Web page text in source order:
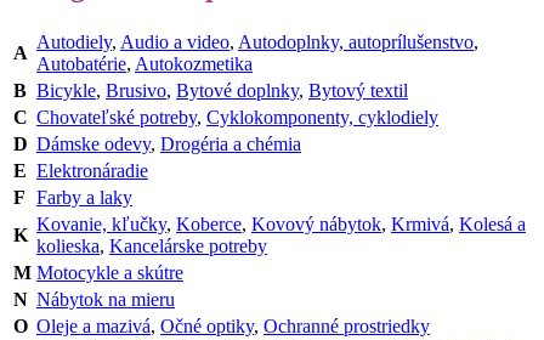
A
Autodiely, Audio a video, Autodoplnky, autoprílušenstvo,
Autobatérie, Autokozmetika
B Bicykle, Brusivo, Bytové doplnky, Bytový textil
C Chovateľské potreby, Cyklokomponenty, cyklodiely
D Dámske odevy, Drogéria a chémia
E Elektronáradie
F Farby a laky
K
Kovanie, kľučky, Koberce, Kovový nábytok, Krmivá, Kolesá a
kolieska, Kancelárske potreby
M Motocykle a skútre
N Nábytok na mieru
O Oleje a mazivá, Očné optiky, Ochranné prostriedky